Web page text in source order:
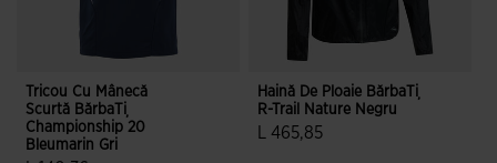
Tricou Cu Mânecă
Scurtă BărbaȚi
Championship 20
Bleumarin Gri
Haină De Ploaie BărbaȚi
R-Trail Nature Negru
L 465,85